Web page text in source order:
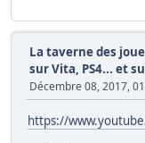
La taverne des
sur Vita, PS4... et
Décembre 08, 2017,
https://